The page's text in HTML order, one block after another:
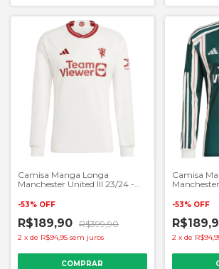
Camisa Manga Longa
Manchester United III 23/24 -
-53% OFF
R$189,90 R$399,90
2 x de R$94,95 sem juros
COMPRAR
Camisa
-53% OFF
2 x de